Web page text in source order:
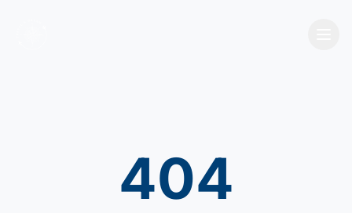
404